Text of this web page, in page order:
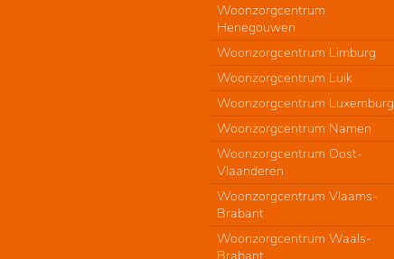
Woonzorgcentrum
Henegouwen
Woonzorgcentrum Limburg
Woonzorgcentrum Luik
Woonzorgcentrum Luxemburg
Woonzorgcentrum Namen
Woonzorgcentrum Oost-
Vlaanderen
Woonzorgcentrum Vlaams-
Brabant
Woonzorgcentrum Waals-